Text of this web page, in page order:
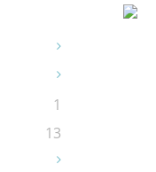
1
13